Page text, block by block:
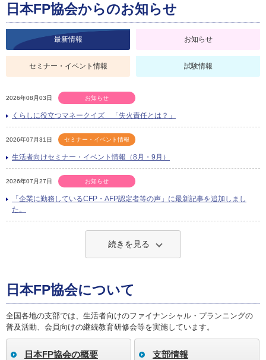
日本FP協会からのお知らせ
最新情報 お知らせ
セミナー・イベント情報 試験情報
2026年08月03日 お知らせ
くらしに役立つマネークイズ 「失火責任とは？」
2026年07月31日 セミナー・イベント情報
生活者向けセミナー・イベント情報（8月・9月）
2026年07月27日 お知らせ
「企業に勤務しているCFP・AFP認定者等の声」に最新記事を追加しまし
た。
続きを見る
日本FP協会について
全国各地の支部では、生活者向けのファイナンシャル・プランニングの
普及活動、会員向けの継続教育研修会等を実施しています。
日本FP協会の概要 支部情報